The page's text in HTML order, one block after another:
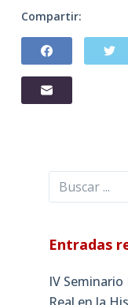
Compartir:
Buscar
Entradas
IV